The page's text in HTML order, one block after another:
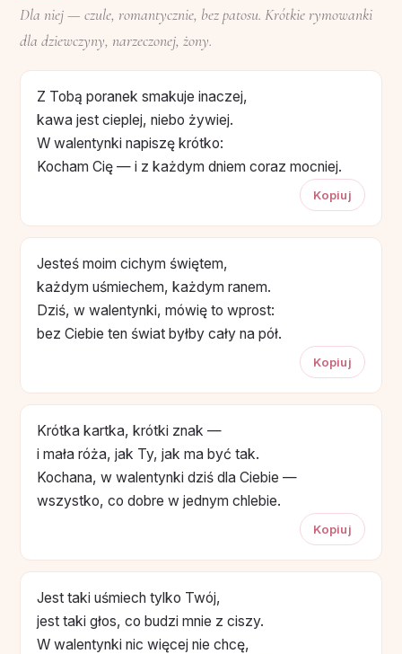
Dla niej — czule, romantycznie, bez patosu. Krótkie rymowanki
dla dziewczyny, narzeczonej, żony.
Z Tobą poranek smakuje inaczej,
kawa jest cieplej, niebo żywiej.
W walentynki napiszę krótko:
Kocham Cię — i z każdym dniem coraz mocniej.
Kopiuj
Jesteś moim cichym świętem,
każdym uśmiechem, każdym ranem.
Dziś, w walentynki, mówię to wprost:
bez Ciebie ten świat byłby cały na pół.
Kopiuj
Krótka kartka, krótki znak —
i mała róża, jak Ty, jak ma być tak.
Kochana, w walentynki dziś dla Ciebie —
wszystko, co dobre w jednym chlebie.
Kopiuj
Jest taki uśmiech tylko Twój,
jest taki głos, co budzi mnie z ciszy.
W walentynki nic więcej nie chcę,